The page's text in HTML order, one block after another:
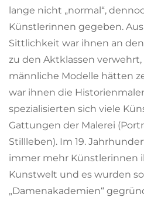
lange nicht „normal“,
Künstlerinnen gegeben.
Sittlichkeit war ihnen an
zu den Aktklassen
männliche Modelle hätten
war ihnen die
spezialisierten sich viele
Gattungen der Malerei
Stillleben). Im 19.
immer mehr Künstlerinnen
Kunstwelt und es wurden
„Damenakademien“